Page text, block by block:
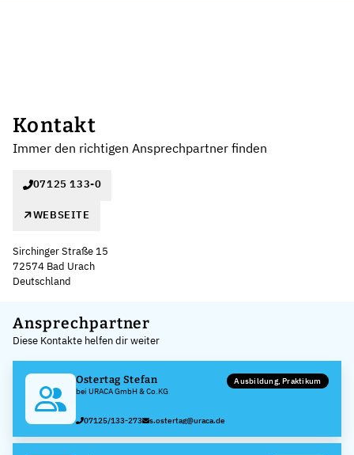
Kontakt
Immer den richtigen Ansprechpartner finden
07125 133-0
WEBSEITE
Sirchinger Straße 15
72574 Bad Urach
Deutschland
+
−
Ansprechpartner
Diese Kontakte helfen dir weiter
Ostertag Stefan
bei URACA GmbH & Co.KG
Ausbildung, Praktikum
07125/133-273 s.ostertag@uraca.de